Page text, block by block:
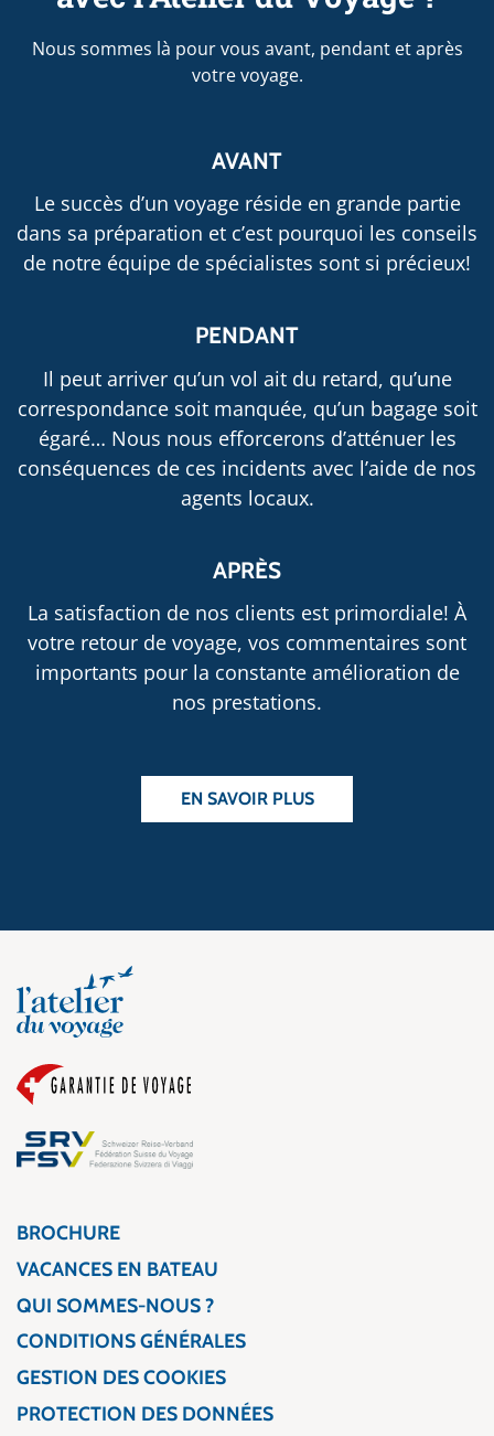
Nous sommes là pour vous avant, pendant et après
votre voyage.
AVANT
Le succès d’un voyage réside en grande partie
dans sa préparation et c’est pourquoi les conseils
de notre équipe de spécialistes sont si précieux!
PENDANT
Il peut arriver qu’un vol ait du retard, qu’une
correspondance soit manquée, qu’un bagage soit
égaré… Nous nous efforcerons d’atténuer les
conséquences de ces incidents avec l’aide de nos
agents locaux.
APRÈS
La satisfaction de nos clients est primordiale! À
votre retour de voyage, vos commentaires sont
importants pour la constante amélioration de
nos prestations.
EN SAVOIR PLUS
BROCHURE
VACANCES EN BATEAU
QUI SOMMES-NOUS ?
CONDITIONS GÉNÉRALES
GESTION DES COOKIES
PROTECTION DES DONNÉES